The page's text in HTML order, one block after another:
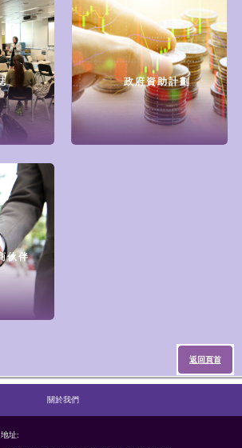
政府資助計劃
伙伴
返回頁首
關於我們
地址: